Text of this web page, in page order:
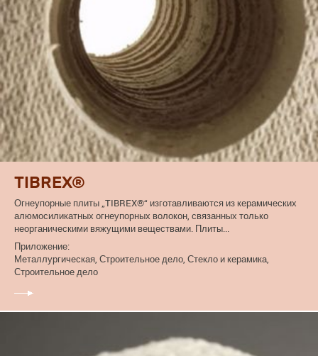
TIBREX®
Огнеупорные плиты „TIBREX®“ изготавливаются из керамических
алюмосиликатных огнеупорных волокон, связанных только
неорганическими вяжущими веществами. Плиты...
Приложение:
Металлургическая, Строительное дело, Стекло и керамика,
Строительное дело